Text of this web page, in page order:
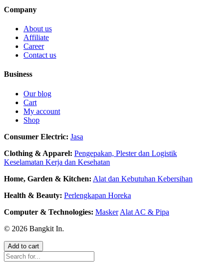
Company
About us
Affiliate
Career
Contact us
Business
Our blog
Cart
My account
Shop
Consumer Electric: Jasa
Clothing & Apparel: Pengepakan, Plester dan Logistik
Keselamatan Kerja dan Kesehatan
Home, Garden & Kitchen: Alat dan Kebutuhan Kebersihan
Health & Beauty: Perlengkapan Horeka
Computer & Technologies: Masker Alat AC & Pipa
© 2026 Bangkit In.
Add to cart